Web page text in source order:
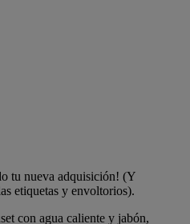
tu nueva adquisición! (Y
etiquetas y envoltorios).
con agua caliente y jabón,